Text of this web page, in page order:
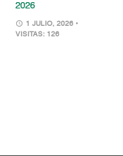
2026
1 JULIO, 2026 •
VISITAS: 126